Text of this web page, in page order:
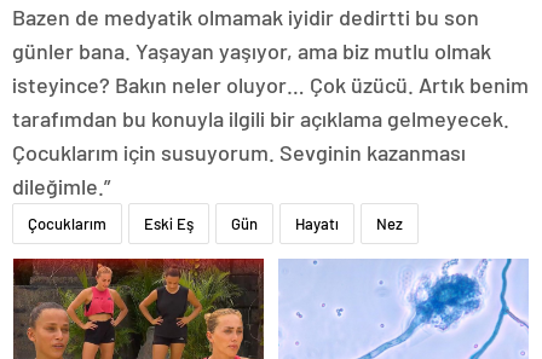
Bazen de medyatik olmamak iyidir dedirtti bu son
günler bana. Yaşayan yaşıyor, ama biz mutlu olmak
isteyince? Bakın neler oluyor… Çok üzücü. Artık benim
tarafımdan bu konuyla ilgili bir açıklama gelmeyecek.
Çocuklarım için susuyorum. Sevginin kazanması
dileğimle.”
Çocuklarım Eski Eş Gün Hayatı Nez